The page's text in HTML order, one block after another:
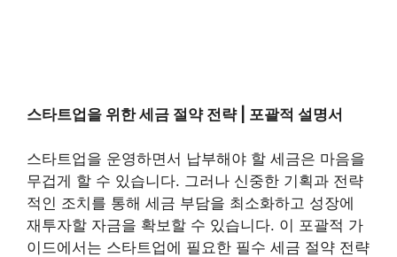
스타트업을 위한 세금 절약 전략 | 포괄적 설명서
스타트업을 운영하면서 납부해야 할 세금은 마음을
무겁게 할 수 있습니다. 그러나 신중한 기획과 전략
적인 조치를 통해 세금 부담을 최소화하고 성장에
재투자할 자금을 확보할 수 있습니다. 이 포괄적 가
이드에서는 스타트업에 필요한 필수 세금 절약 전략